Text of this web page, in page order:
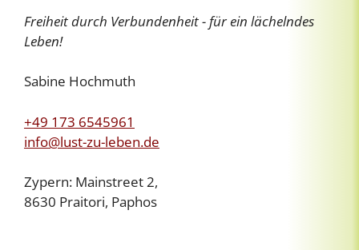
Freiheit durch Verbundenheit - für ein lächelndes
Leben!
Sabine Hochmuth
+49 173 6545961
info@lust-zu-leben.de
Zypern: Mainstreet 2,
8630 Praitori, Paphos